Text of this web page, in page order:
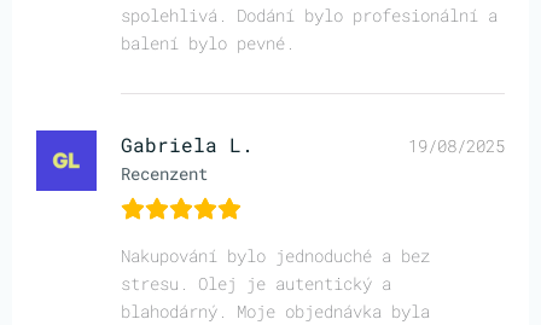
spolehlivá. Dodání bylo profesionální a
balení bylo pevné.
Gabriela L.
Recenzent
19/08/2025
Nakupování bylo jednoduché a bez
stresu. Olej je autentický a
blahodárný. Moje objednávka byla